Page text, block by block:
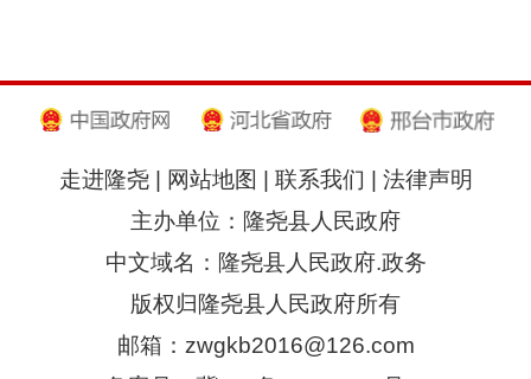
走进隆尧| 网站地图 联系我们
法律声明
主办单位：隆尧县人民政府
中文域名：隆尧县人民政府.政务
版权归隆尧县人民政府所有
邮箱：zwgkb2016@126.com